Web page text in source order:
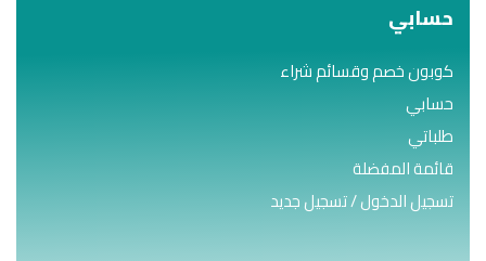
حسابي
كوبون خصم وقسائم شراء
حسابي
طلباتي
قائمة المفضلة
تسجيل الدخول / تسجيل جديد